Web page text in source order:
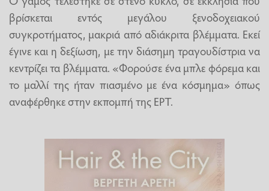
βρίσκεται εντός μεγάλου ξενοδοχειακού
συγκροτήματος, μακριά από αδιάκριτα βλέμματα. Εκεί
έγινε και η δεξίωση, με την διάσημη τραγουδίστρια να
κεντρίζει τα βλέμματα. «Φορούσε ένα μπλε φόρεμα και
το μαλλί της ήταν πιασμένο με ένα κόσμημα» όπως
αναφέρθηκε στην εκπομπή της ΕΡΤ.